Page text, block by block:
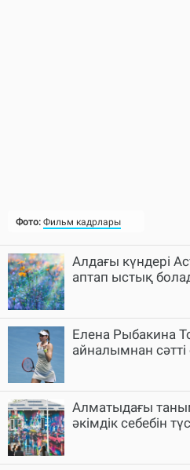
Фото: Фильм кадрлары
Алдағы күндері
аптап ыстық
Елена Рыбакина
айналымнан сәтті
Алматыдағы
әкімдік себебін